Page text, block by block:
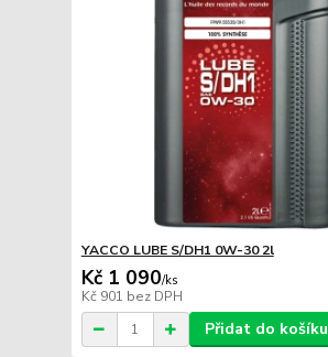
YACCO LUBE S/DH1 0W-30 2l
Kč 1 090/ks
Kč 901 bez DPH
Přidat do košíku